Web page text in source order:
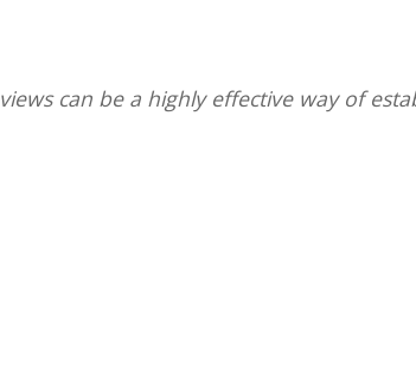
can be a highly effective way of